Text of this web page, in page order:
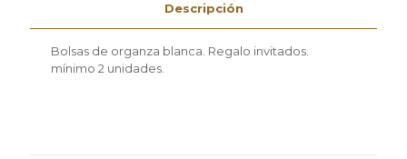
Descripción
Bolsas de organza blanca. Regalo invitados.
mínimo 2 unidades.